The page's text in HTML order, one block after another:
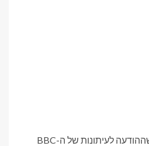
בגדול, ישנם שני פריטים שההודעה לעיתונות של ה-BBC